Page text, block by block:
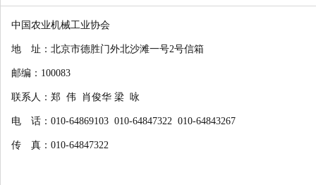
中国农业机械工业协会
地 址：北京市德胜门外北沙滩一号2号信箱
邮编：100083
联系人：郑 伟 肖俊华 梁 咏
电 话：010-64869103 010-64847322 010-64843267
传 真：010-64847322